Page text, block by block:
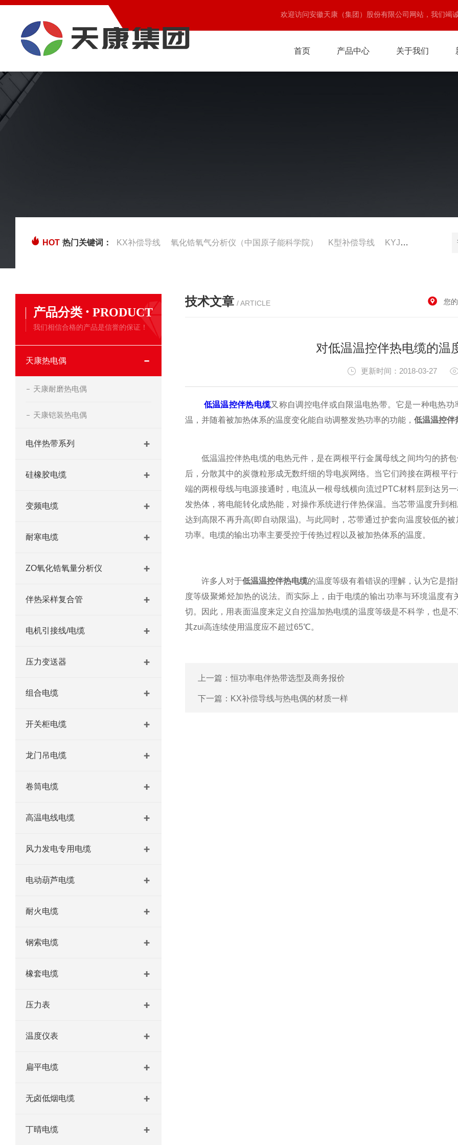
欢迎访问安徽天康（集团）股份有限公司网站，我们竭
首页 产品中心 关于我们
HOT 热门关键词： KX补偿导线 氧化锆氧气分析仪（中国原子能科学院） K型补偿导线 KYJV22控制电缆供应
产品分类 · PRODUCT
我们相信合格的产品是信誉的保证！
天康热电偶
天康耐磨热电偶
天康铠装热电偶
电伴热带系列
硅橡胶电缆
变频电缆
耐寒电缆
ZO氧化锆氧量分析仪
伴热采样复合管
电机引接线/电缆
压力变送器
组合电缆
开关柜电缆
龙门吊电缆
卷筒电缆
高温电线电缆
风力发电专用电缆
电动葫芦电缆
耐火电缆
钢索电缆
橡套电缆
压力表
温度仪表
扁平电缆
无卤低烟电缆
丁晴电缆
技术文章 / ARTICLE 您
对低温温控伴热电缆的温
更新时间：2018-03-27
低温温控伴热电缆又称自调控电伴或自限温电热带。它是一种电热
温，并随着被加热体系的温度变化能自动调整发热功率的功能， 低温温控伴
低温温控伴热电缆的电热元件，是在两根平行金属母线之间均匀的挤
后，分散其中的炭微粒形成无数纤细的导电炭网络。当它们跨接在两根平
端的两根母线与电源接通时，电流从一根母线横向流过PTC材料层到达另
发热体，将电能转化成热能，对操作系统进行伴热保温。当芯带温度升到
达到高限不再升高(即自动限温)。与此同时，芯带通过护套向温度较低的
功率。电缆的输出功率主要受控于传热过程以及被加热体系的温度。
许多人对于低温温控伴热电缆的温度等级有着错误的理解，认为它是
度等级聚烯烃加热的说法。而实际上，由于电缆的输出功率与环境温度
切。因此，用表面温度来定义自控温加热电缆的温度等级是不科学，也是
其zui高连续使用温度应不超过65℃。
上一篇：恒功率电伴热带选型及商务报价
下一篇： KX补偿导线与热电偶的材质一样